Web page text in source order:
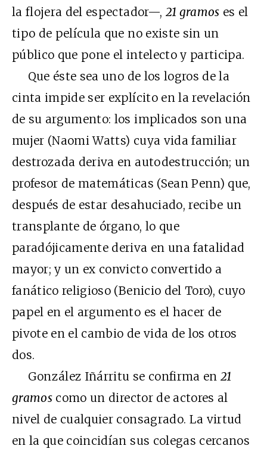
la flojera del espectador—, 21 gramos es el
tipo de película que no existe sin un
público que pone el intelecto y participa.
Que éste sea uno de los logros de la
cinta impide ser explícito en la revelación
de su argumento: los implicados son una
mujer (Naomi Watts) cuya vida familiar
destrozada deriva en autodestrucción; un
profesor de matemáticas (Sean Penn) que,
después de estar desahuciado, recibe un
transplante de órgano, lo que
paradójicamente deriva en una fatalidad
mayor; y un ex convicto convertido a
fanático religioso (Benicio del Toro), cuyo
papel en el argumento es el hacer de
pivote en el cambio de vida de los otros
dos.
González Iñárritu se confirma en 21
gramos como un director de actores al
nivel de cualquier consagrado. La virtud
en la que coincidían sus colegas cercanos